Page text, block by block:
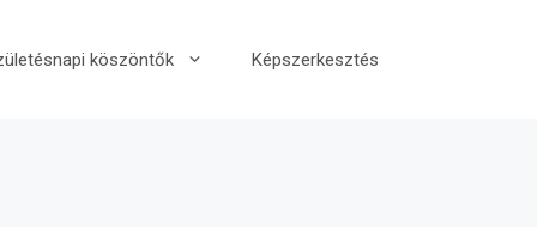
köszöntők Képszerkesztés